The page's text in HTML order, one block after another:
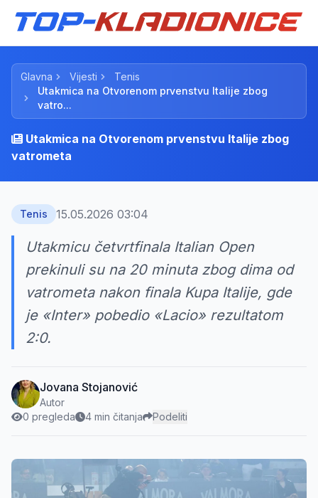
Glavna Vijesti
Tenis
Utakmica na Otvorenom prvenstvu Italije zbog
vatro...
Utakmica na Otvorenom prvenstvu Italije zbog
vatrometa
Tenis 15.05.2026 03:04
Utakmicu četvrtfinala Italian Open
prekinuli su na 20 minuta zbog dima od
vatrometa nakon finala Kupa Italije, gde
je «Inter» pobedio «Lacio» rezultatom
2:0.
Jovana Stojanović
Autor
0 pregleda
4 min čitanja Podeliti